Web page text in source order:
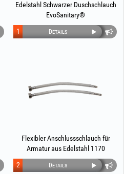
Edelstahl Schwarzer Duschschlauch
EvoSanitary®
Details
1
Flexibler Anschlussschlauch für
Armatur aus Edelstahl 1170
Details
2